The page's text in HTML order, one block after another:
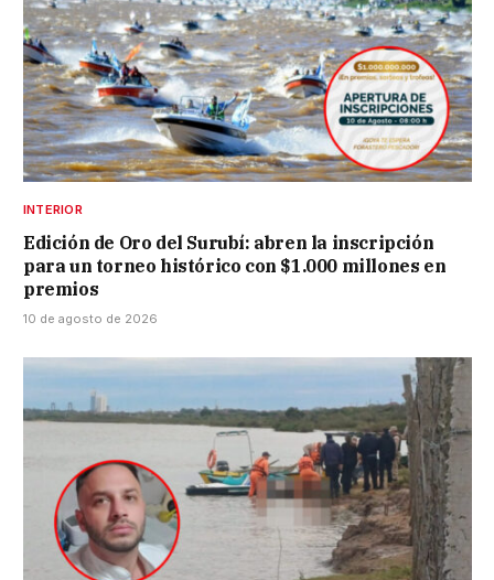
INTERIOR
Edición de Oro del Surubí: abren la inscripción
para un torneo histórico con $1.000 millones en
premios
10 de agosto de 2026